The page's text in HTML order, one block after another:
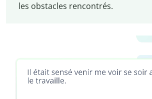
les obstacles rencontrés.